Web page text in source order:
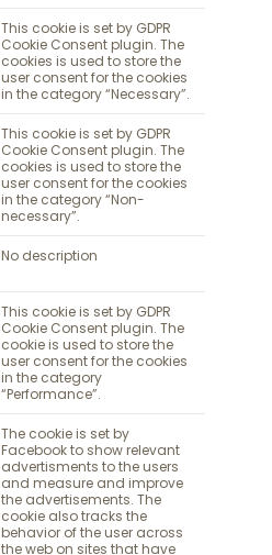
This cookie is set by GDPR
Cookie Consent plugin. The
cookies is used to store the
user consent for the cookies
in the category “Necessary”.
This cookie is set by GDPR
Cookie Consent plugin. The
cookies is used to store the
user consent for the cookies
in the category “Non-
necessary”.
No description
This cookie is set by GDPR
Cookie Consent plugin. The
cookie is used to store the
user consent for the cookies
in the category
“Performance”.
The cookie is set by
Facebook to show relevant
advertisments to the users
and measure and improve
the advertisements. The
cookie also tracks the
behavior of the user across
the web on sites that have